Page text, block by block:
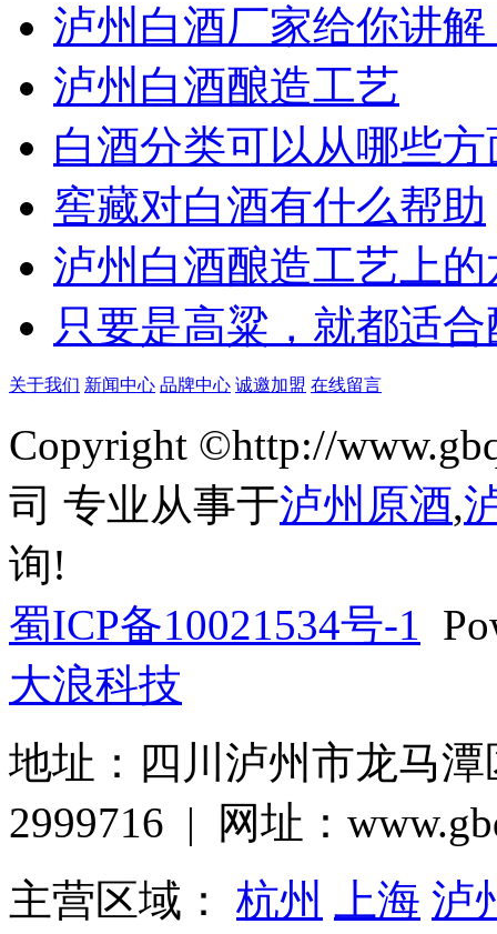
泸州白酒厂家给你讲
泸州白酒酿造工艺
白酒分类可以从哪些
窖藏对白酒有什么帮助
泸州白酒酿造工艺上
只要是高粱，就都适
关于我们 新闻中心 品牌中心 诚邀加盟 在线留言
Copyright ©http://
司 专业从事于泸州原酒,
询!
蜀ICP备10021534号-1
大浪科技
地址：四川泸州市龙马
2999716 | 网址：
主营区域： 杭州 上海 泸